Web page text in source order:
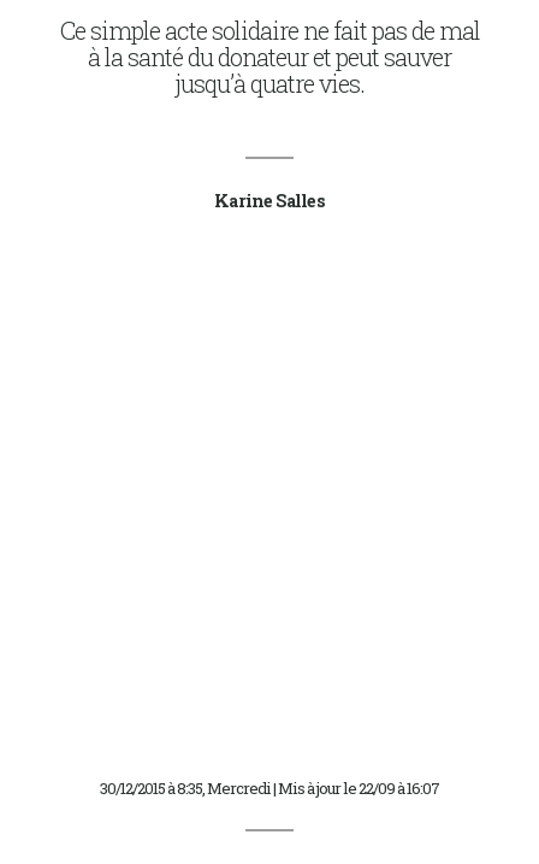
Ce simple acte solidaire ne fait pas de mal
à la santé du donateur et peut sauver
jusqu’à quatre vies.
Karine Salles
30/12/2015 à 8:35, Mercredi | Mis à jour le 22/09 à 16:07